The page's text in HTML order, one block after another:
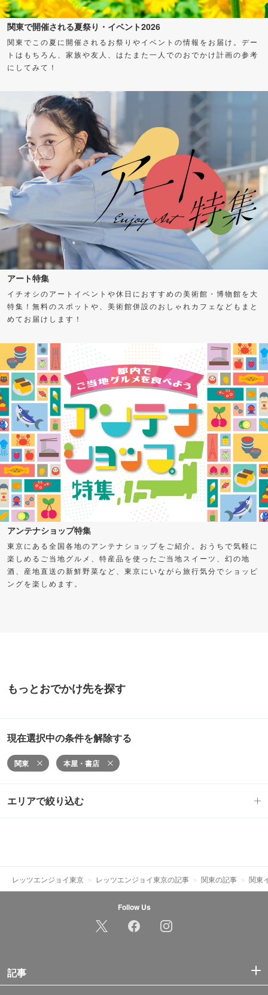
関東で開催される夏祭り・イベント2026
関東でこの夏に開催されるお祭りやイベントの情報をお届け。デー
トはもちろん、家族や友人、はたまた一人でのおでかけ計画の参考
にしてみて！
アート特集
イチオシのアートイベントや休日におすすめの美術館・博物館を大
特集！無料のスポットや、美術館併設のおしゃれカフェなどもまと
めてお届けします！
アンテナショップ特集
東京にある全国各地のアンテナショップをご紹介。おうちで気軽に
楽しめるご当地グルメ、特産品を使ったご当地スイーツ、幻の地
酒、産地直送の新鮮野菜など、東京にいながら旅行気分でショッピ
ングを楽しめます。
もっとおでかけ先を探す
現在選択中の条件を解除する
関東 本屋・書店
エリアで絞り込む
レッツエンジョイ東京 レッツエンジョイ東京の記事 関東の記事 関東
Follow Us
記事